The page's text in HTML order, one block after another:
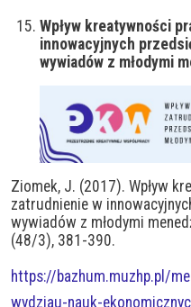
Wpływ kreatywności
innowacyjnych
wywiadów z młodymi
Ziomek, J. (2017). Wpływ
zatrudnienie w
wywiadów z młodymi
(48/3), 381-390.
https://bazhum.muzhp.pl/
wydziau-nauk-